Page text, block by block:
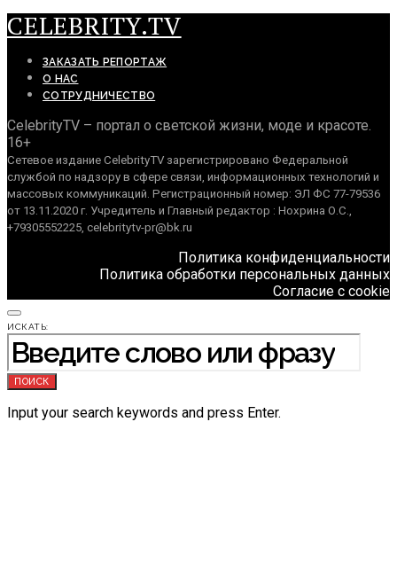
CELEBRITY.TV
ЗАКАЗАТЬ РЕПОРТАЖ
О НАС
СОТРУДНИЧЕСТВО
CelebrityTV – портал о светской жизни, моде и красоте.
16+
Сетевое издание CelebrityTV зарегистрировано Федеральной
службой по надзору в сфере связи, информационных технологий и
массовых коммуникаций. Регистрационный номер: ЭЛ ФС 77-79536
от 13.11.2020 г. Учредитель и Главный редактор : Нохрина О.С.,
+79305552225, celebritytv-pr@bk.ru
Политика конфиденциальности
Политика обработки персональных данных
Согласие с cookie
ИСКАТЬ:
ПОИСК
Input your search keywords and press Enter.